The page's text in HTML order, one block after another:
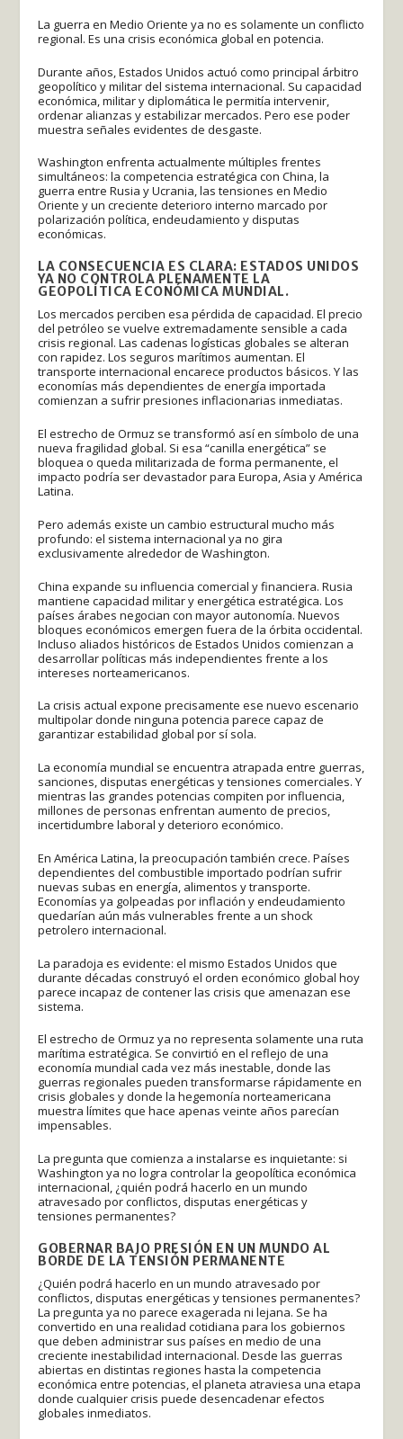
La guerra en Medio Oriente ya no es solamente un conflicto
regional. Es una crisis económica global en potencia.
Durante años, Estados Unidos actuó como principal árbitro
geopolítico y militar del sistema internacional. Su capacidad
económica, militar y diplomática le permitía intervenir,
ordenar alianzas y estabilizar mercados. Pero ese poder
muestra señales evidentes de desgaste.
Washington enfrenta actualmente múltiples frentes
simultáneos: la competencia estratégica con China, la
guerra entre Rusia y Ucrania, las tensiones en Medio
Oriente y un creciente deterioro interno marcado por
polarización política, endeudamiento y disputas
económicas.
LA CONSECUENCIA ES CLARA: ESTADOS UNIDOS
YA NO CONTROLA PLENAMENTE LA
GEOPOLÍTICA ECONÓMICA MUNDIAL.
Los mercados perciben esa pérdida de capacidad. El precio
del petróleo se vuelve extremadamente sensible a cada
crisis regional. Las cadenas logísticas globales se alteran
con rapidez. Los seguros marítimos aumentan. El
transporte internacional encarece productos básicos. Y las
economías más dependientes de energía importada
comienzan a sufrir presiones inflacionarias inmediatas.
El estrecho de Ormuz se transformó así en símbolo de una
nueva fragilidad global. Si esa “canilla energética” se
bloquea o queda militarizada de forma permanente, el
impacto podría ser devastador para Europa, Asia y América
Latina.
Pero además existe un cambio estructural mucho más
profundo: el sistema internacional ya no gira
exclusivamente alrededor de Washington.
China expande su influencia comercial y financiera. Rusia
mantiene capacidad militar y energética estratégica. Los
países árabes negocian con mayor autonomía. Nuevos
bloques económicos emergen fuera de la órbita occidental.
Incluso aliados históricos de Estados Unidos comienzan a
desarrollar políticas más independientes frente a los
intereses norteamericanos.
La crisis actual expone precisamente ese nuevo escenario
multipolar donde ninguna potencia parece capaz de
garantizar estabilidad global por sí sola.
La economía mundial se encuentra atrapada entre guerras,
sanciones, disputas energéticas y tensiones comerciales. Y
mientras las grandes potencias compiten por influencia,
millones de personas enfrentan aumento de precios,
incertidumbre laboral y deterioro económico.
En América Latina, la preocupación también crece. Países
dependientes del combustible importado podrían sufrir
nuevas subas en energía, alimentos y transporte.
Economías ya golpeadas por inflación y endeudamiento
quedarían aún más vulnerables frente a un shock
petrolero internacional.
La paradoja es evidente: el mismo Estados Unidos que
durante décadas construyó el orden económico global hoy
parece incapaz de contener las crisis que amenazan ese
sistema.
El estrecho de Ormuz ya no representa solamente una ruta
marítima estratégica. Se convirtió en el reflejo de una
economía mundial cada vez más inestable, donde las
guerras regionales pueden transformarse rápidamente en
crisis globales y donde la hegemonía norteamericana
muestra límites que hace apenas veinte años parecían
impensables.
La pregunta que comienza a instalarse es inquietante: si
Washington ya no logra controlar la geopolítica económica
internacional, ¿quién podrá hacerlo en un mundo
atravesado por conflictos, disputas energéticas y
tensiones permanentes?
GOBERNAR BAJO PRESIÓN EN UN MUNDO AL
BORDE DE LA TENSIÓN PERMANENTE
¿Quién podrá hacerlo en un mundo atravesado por
conflictos, disputas energéticas y tensiones permanentes?
La pregunta ya no parece exagerada ni lejana. Se ha
convertido en una realidad cotidiana para los gobiernos
que deben administrar sus países en medio de una
creciente inestabilidad internacional. Desde las guerras
abiertas en distintas regiones hasta la competencia
económica entre potencias, el planeta atraviesa una etapa
donde cualquier crisis puede desencadenar efectos
globales inmediatos.